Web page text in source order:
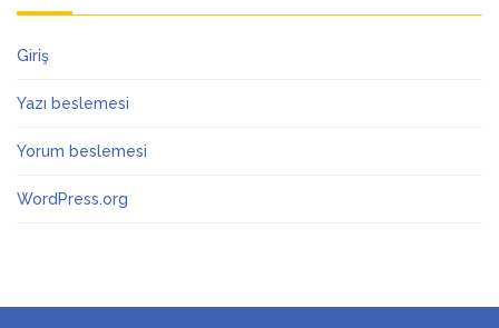
Giriş
Yazı beslemesi
Yorum beslemesi
WordPress.org